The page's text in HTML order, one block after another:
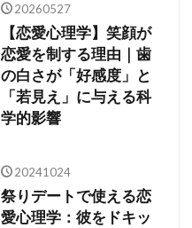
20260527
【恋愛心理学】笑顔が
恋愛を制する理由｜歯
の白さが「好感度」と
「若見え」に与える科
学的影響
20241024
祭りデートで使える恋
愛心理学：彼をドキッ